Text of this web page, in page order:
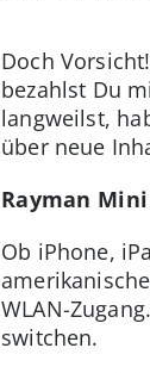
Doch
bezahlst Du
langweilst,
über neue
Rayman
Ob iPhone,
WLAN-
switchen.